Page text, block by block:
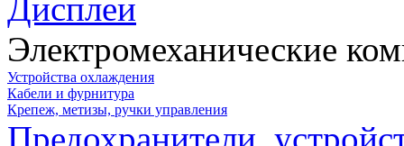
Дисплеи
Электромеханические
Устройства охлаждения
Кабели и фурнитура
Крепеж, метизы, ручки управления